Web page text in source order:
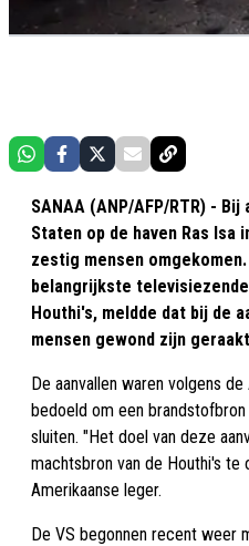
SANAA (ANP/AFP/RTR) -
Staten op de haven Ras Isa
zestig mensen omgekomen.
belangrijkste
Houthi's, meldde dat bij de
mensen gewond zijn
De aanvallen waren volgens
bedoeld om een
sluiten. "Het doel van deze
machtsbron van de Houthi's te
Amerikaanse leger.
De VS begonnen recent weer